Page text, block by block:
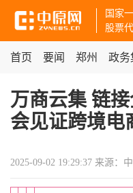
国家
股票
首页 要闻 郑州 政务
万商云集 链
会见证跨境电
2025-09-02 19:29:37 来源：